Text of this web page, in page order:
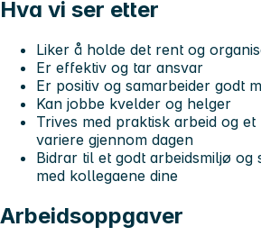
Hva vi ser etter
Liker å holde det rent og
Er effektiv og tar ansvar
Er positiv og samarbeider godt
Kan jobbe kvelder og helger
Trives med praktisk arbeid og
variere gjennom dagen
Bidrar til et godt arbeidsmiljø og
med kollegaene dine
Arbeidsoppgaver